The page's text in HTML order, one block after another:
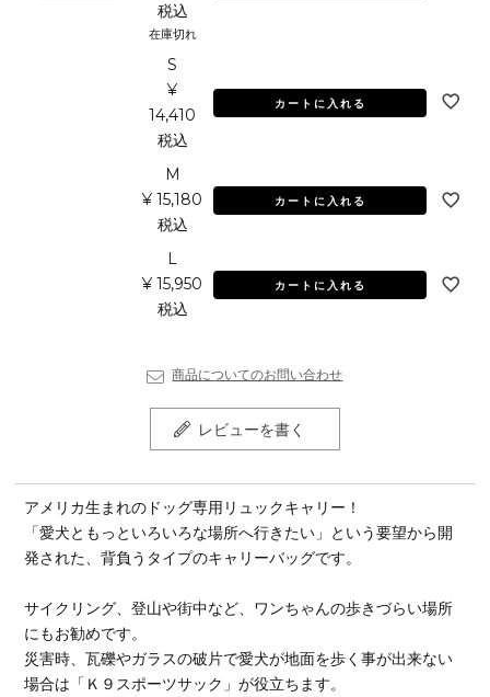
税込
在庫切れ
S
¥
14,410
税込
カートに入れる
M
¥ 15,180
税込
カートに入れる
L
¥ 15,950
税込
カートに入れる
商品についてのお問い合わせ
レビューを書く
アメリカ生まれのドッグ専用リュックキャリー！
「愛犬ともっといろいろな場所へ行きたい」という要望から開
発された、背負うタイプのキャリーバッグです。
サイクリング、登山や街中など、ワンちゃんの歩きづらい場所
にもお勧めです。
災害時、瓦礫やガラスの破片で愛犬が地面を歩く事が出来ない
場合は「Ｋ９スポーツサック」が役立ちます。